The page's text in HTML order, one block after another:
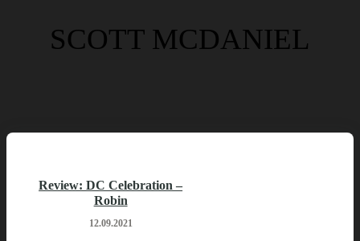
SCOTT MCDANIEL
Review: DC Celebration –
Robin
12.09.2021